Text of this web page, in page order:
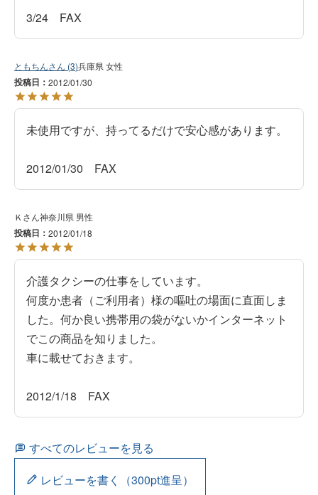
3/24　FAX
ともちん 3 兵庫県 女性
投稿日 2012/01/30
未使用ですが、持ってるだけで安心感があります。
2012/01/30　FAX
Ｋ 神奈川県 男性
投稿日 2012/01/18
介護タクシーの仕事をしています。
何度か患者（ご利用者）様の嘔吐の場面に直面しま
した。何か良い携帯用の袋がないかインターネット
でこの商品を知りました。
車に載せておきます。
2012/1/18　FAX
すべてのレビューを見る
レビューを書く（300pt進呈）